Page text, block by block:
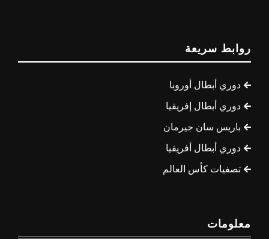
روابط سريعة
دوري أبطال أوروبا
دوري أبطال إفريقيا
باريس سان جيرمان
دوري أبطال أفريقيا
تصفيات كأس العالم
معلومات